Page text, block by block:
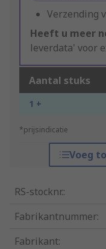
Verzending
Heeft u meer
leverdata' voor
Aantal stuks
1 +
*prijsindicatie
Voeg
RS-stocknr.:
Fabrikantnummer:
Fabrikant: